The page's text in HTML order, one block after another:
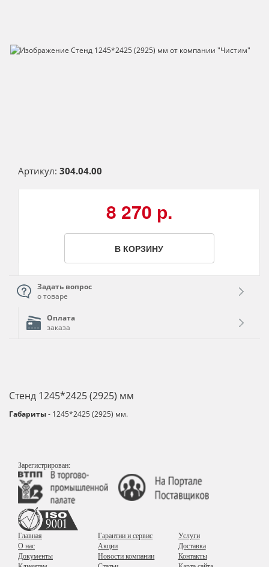
Артикул: 304.04.00
8 270 р.
В КОРЗИНУ
Задать вопрос
о товаре
Оплата
заказа
Стенд 1245*2425 (2925) мм
Габариты- 1245*2425 (2925) мм.
Зарегистрирован:
Главная
О нас
Документы
Гарантии и сервис
Акции
Новости компании
Услуги
Доставка
Контакты